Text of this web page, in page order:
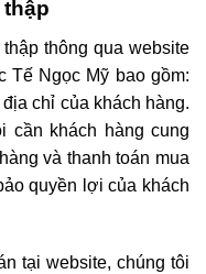
thông qua website
Tế Ngọc Mỹ bao gồm:
chỉ của khách hàng.
cần khách hàng cung
và thanh toán mua
quyền lợi của khách
tại website, chúng tôi